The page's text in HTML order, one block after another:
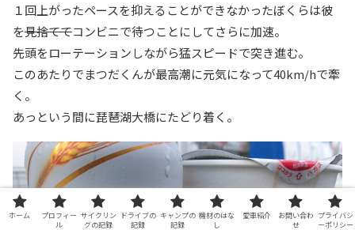
１回上がったペースを抑えることができなかったぼくらは彼
を見捨ててコンビニで待つことにしてさらに加速。
先頭をローテーションしながら猛スピードで突き進む。
このあたりでまつだくんが最高潮に元気になって40km/hで牽
く。
あっという間に琵琶湖大橋にたどり着く。
ホーム
プロフィー
ル
サイクリン
グの記録
ドライブの
記録
キャンプの
記録
機材のはな
し
愛車紹介
お問い合わ
せ
プライバシ
ーポリシー